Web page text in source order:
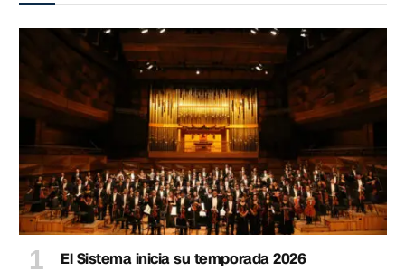
El Sistema inicia su temporada 2026